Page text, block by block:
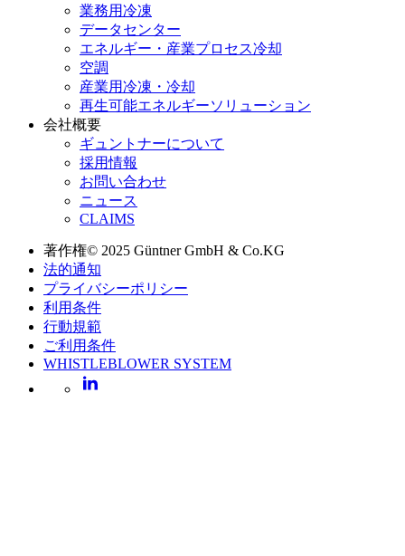
業務用冷凍
データセンター
エネルギー・産業プロセス冷却
空調
産業用冷凍・冷却
再生可能エネルギーソリューション
会社概要
ギュントナーについて
採用情報
お問い合わせ
ニュース
CLAIMS
著作権© 2025 Güntner GmbH & Co.KG
法的通知
プライバシーポリシー
利用条件
行動規範
ご利用条件
WHISTLEBLOWER SYSTEM